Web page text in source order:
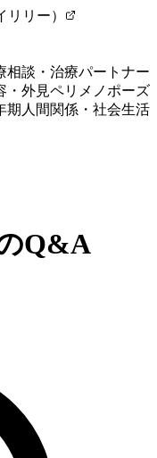
リー）
相談・治療パートナー
・外見ペリメノポーズ
期 人間関係・社会生活
Q&A